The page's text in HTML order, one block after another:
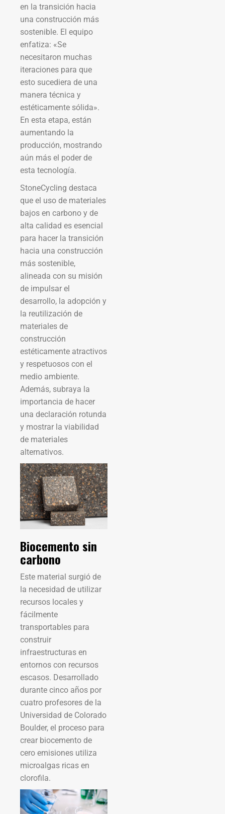
en la transición hacia
una construcción más
sostenible. El equipo
enfatiza: «Se
necesitaron muchas
iteraciones para que
esto sucediera de una
manera técnica y
estéticamente sólida».
En esta etapa, están
aumentando la
producción, mostrando
aún más el poder de
esta tecnología.
StoneCycling destaca
que el uso de materiales
bajos en carbono y de
alta calidad es esencial
para hacer la transición
hacia una construcción
más sostenible,
alineada con su misión
de impulsar el
desarrollo, la adopción y
la reutilización de
materiales de
construcción
estéticamente atractivos
y respetuosos con el
medio ambiente.
Además, subraya la
importancia de hacer
una declaración rotunda
y mostrar la viabilidad
de materiales
alternativos.
Biocemento sin
carbono
Este material surgió de
la necesidad de utilizar
recursos locales y
fácilmente
transportables para
construir
infraestructuras en
entornos con recursos
escasos. Desarrollado
durante cinco años por
cuatro profesores de la
Universidad de Colorado
Boulder, el proceso para
crear biocemento de
cero emisiones utiliza
microalgas ricas en
clorofila.